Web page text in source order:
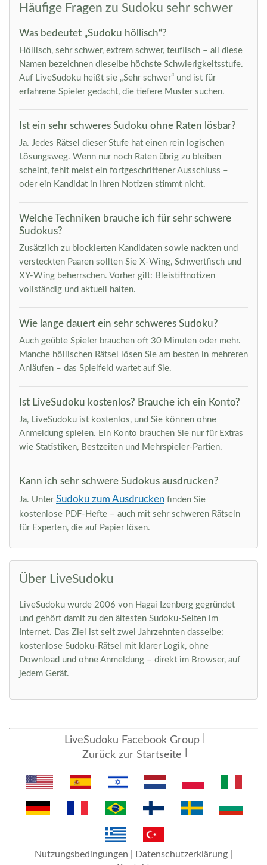
Häufige Fragen zu Sudoku sehr schwer
Was bedeutet „Sudoku höllisch“?
Höllisch, sehr schwer, extrem schwer, teuflisch – all diese
Namen bezeichnen dieselbe höchste Schwierigkeitsstufe.
Auf LiveSudoku heißt sie „Sehr schwer“ und ist für
erfahrene Spieler gedacht, die tiefere Muster suchen.
Ist ein sehr schweres Sudoku ohne Raten lösbar?
Ja. Jedes Rätsel dieser Stufe hat einen rein logischen
Lösungsweg. Wenn nur noch Raten übrig zu bleiben
scheint, fehlt meist ein fortgeschrittener Ausschluss –
oder ein Kandidat in Ihren Notizen stimmt nicht.
Welche Techniken brauche ich für sehr schwere
Sudokus?
Zusätzlich zu blockierten Kandidaten sowie nackten und
versteckten Paaren sollten Sie X-Wing, Schwertfisch und
XY-Wing beherrschen. Vorher gilt: Bleistiftnotizen
vollständig und aktuell halten.
Wie lange dauert ein sehr schweres Sudoku?
Auch geübte Spieler brauchen oft 30 Minuten oder mehr.
Manche höllischen Rätsel lösen Sie am besten in mehreren
Anläufen – das Spielfeld wartet auf Sie.
Ist LiveSudoku kostenlos? Brauche ich ein Konto?
Ja, LiveSudoku ist kostenlos, und Sie können ohne
Anmeldung spielen. Ein Konto brauchen Sie nur für Extras
wie Statistiken, Bestzeiten und Mehrspieler-Partien.
Kann ich sehr schwere Sudokus ausdrucken?
Ja. Unter Sudoku zum Ausdrucken finden Sie
kostenlose PDF-Hefte – auch mit sehr schweren Rätseln
für Experten, die auf Papier lösen.
Über LiveSudoku
LiveSudoku wurde 2006 von Hagai Izenberg gegründet
und gehört damit zu den ältesten Sudoku-Seiten im
Internet. Das Ziel ist seit zwei Jahrzehnten dasselbe:
kostenlose Sudoku-Rätsel mit klarer Logik, ohne
Download und ohne Anmeldung – direkt im Browser, auf
jedem Gerät.
LiveSudoku Facebook Group
Zurück zur Startseite
Nutzungsbedingungen Datenschutzerklärung